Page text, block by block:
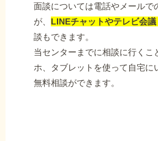
面談については電話やメールで
が、 LINEチャットやテレビ会議
談もできます。
当センターまでに相談に行くこ
ホ、タブレットを使って自宅に
無料相談ができます。